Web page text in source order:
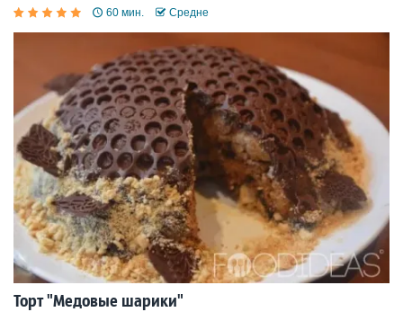
60 мин. Средне
Торт "Медовые шарики"